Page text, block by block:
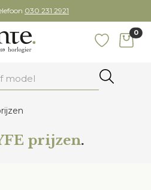
030 231 2921
0
prijzen.